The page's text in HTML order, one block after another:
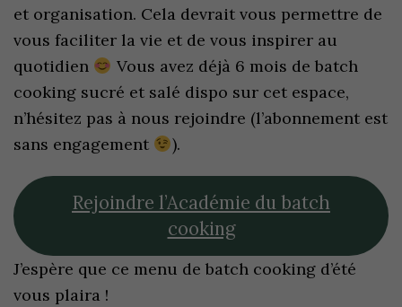
et organisation. Cela devrait vous permettre de
vous faciliter la vie et de vous inspirer au
quotidien
Vous avez déjà 6 mois de batch
cooking sucré et salé dispo sur cet espace,
n’hésitez pas à nous rejoindre (l’abonnement est
sans engagement
).
Rejoindre l’Académie du batch
cooking
J’espère que ce menu de batch cooking d’été
vous plaira !